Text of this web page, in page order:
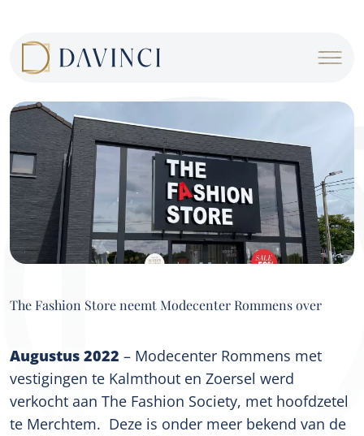
The Fashion Store neemt Modecenter Rommens over
Augustus 2022 – Modecenter Rommens met
vestigingen te Kalmthout en Zoersel werd
verkocht aan The Fashion Society, met hoofdzetel
te Merchtem. Deze is onder meer bekend van de